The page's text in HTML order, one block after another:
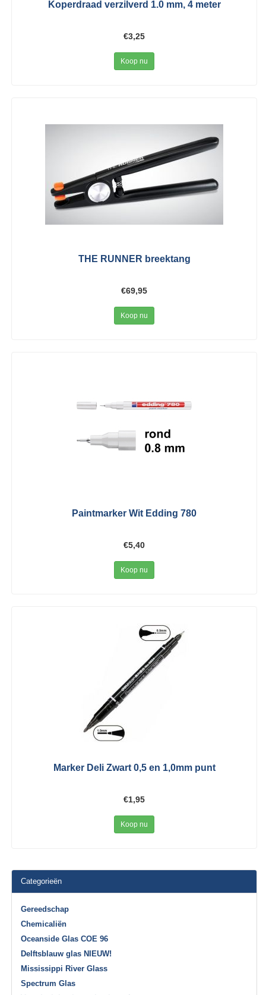
Koperdraad verzilverd 1.0 mm, 4 meter
€3,25
Koop nu
THE RUNNER breektang
€69,95
Koop nu
Paintmarker Wit Edding 780
€5,40
Koop nu
Marker Deli Zwart 0,5 en 1,0mm punt
€1,95
Koop nu
Categorieën
Gereedschap
Chemicaliën
Oceanside Glas COE 96
Delftsblauw glas NIEUW!
Mississippi River Glass
Spectrum Glas